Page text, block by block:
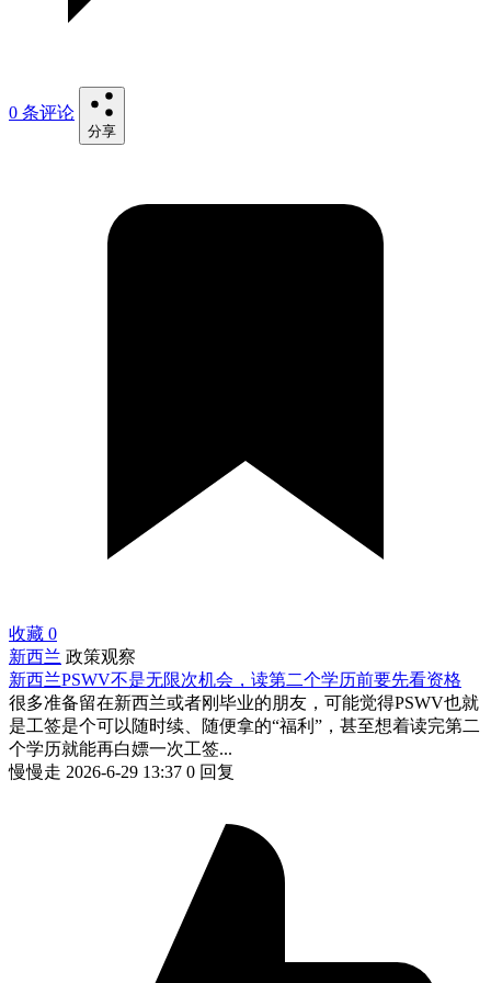
0 条评论
分享
收藏 0
新西兰 政策观察
新西兰PSWV不是无限次机会，读第二个学历前要先看资格
很多准备留在新西兰或者刚毕业的朋友，可能觉得PSWV也就
是工签是个可以随时续、随便拿的“福利”，甚至想着读完第二
个学历就能再白嫖一次工签...
慢慢走 2026-6-29 13:37 0 回复